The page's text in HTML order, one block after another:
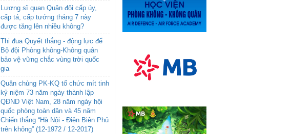
Lương sĩ quan Quân đội cấp úy,
cấp tá, cấp tướng tháng 7 này
được tăng lên nhiều không?
Thi đua Quyết thắng - động lực để
Bộ đội Phòng không-Không quân
bảo vệ vững chắc vùng trời quốc
gia
Quân chủng PK-KQ tổ chức mít tinh
kỷ niệm 73 năm ngày thành lập
QĐND Việt Nam, 28 năm ngày hội
quốc phòng toàn dân và 45 năm
Chiến thắng “Hà Nội - Điện Biên Phủ
trên không” (12-1972 / 12-2017)